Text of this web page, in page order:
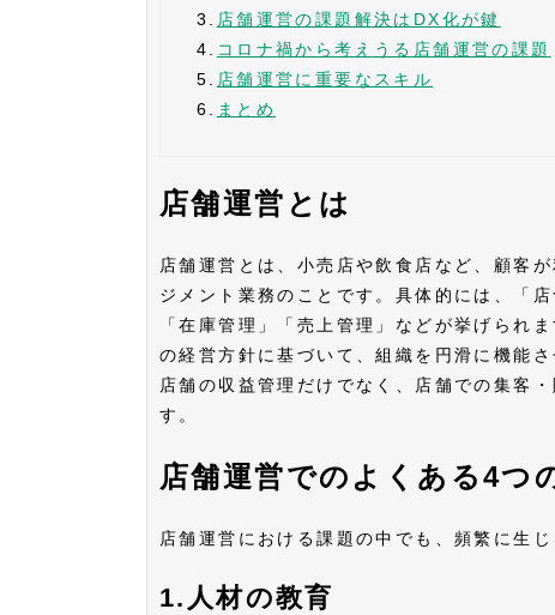
3.
店舗運営の課題解決はDX化が鍵
4.
コロナ禍から考えうる店舗運営の課題
5.
店舗運営に重要なスキル
6.
まとめ
店舗運営とは
店舗運営とは、小売店や飲食店など、顧客
ジメント業務のことです。具体的には、「
「在庫管理」「売上管理」などが挙げられ
の経営方針に基づいて、組織を円滑に機能
店舗の収益管理だけでなく、店舗での集客
す。
店舗運営でのよくある4つ
店舗運営における課題の中でも、頻繁に生
1.人材の教育